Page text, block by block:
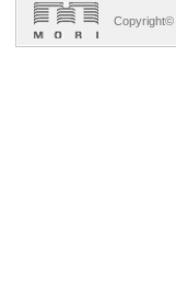
Copyright©